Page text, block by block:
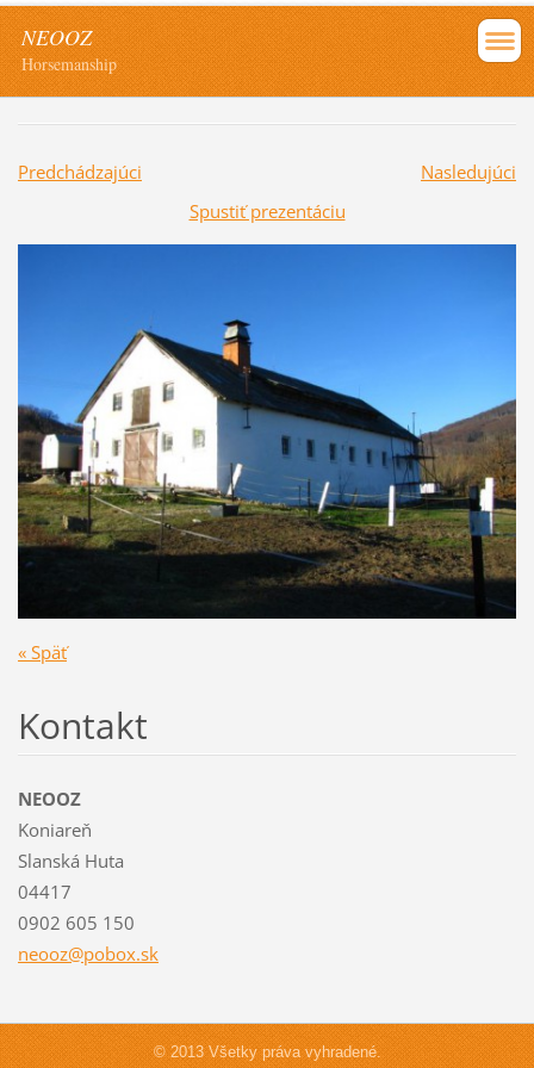
NEOOZ
Horsemanship
Predchádzajúci
Nasledujúci
Spustiť prezentáciu
« Späť
Kontakt
NEOOZ
Koniareň
Slanská Huta
04417
0902 605 150
neooz@pobox.sk
© 2013 Všetky práva vyhradené.